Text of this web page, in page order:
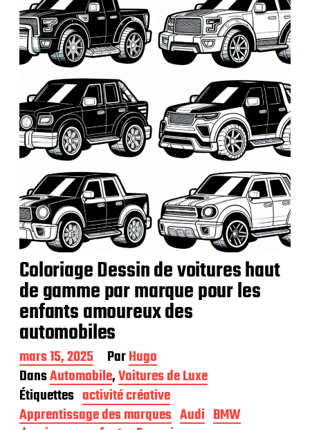
l
i
c
a
t
n
Coloriage Dessin de voitures haut
de gamme par marque pour les
enfants amoureux des
automobiles
D
a
t
e
d
mars 15, 2025 ParHugo
DansAutomobile,Voitures de Luxe
Étiquettes activité créative
Apprentissage des marques Audi BMW